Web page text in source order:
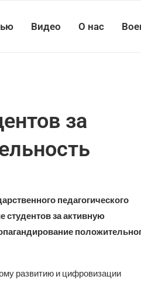
Видео О нас
за
педагогического
студентов за активную
развитию и цифровизации